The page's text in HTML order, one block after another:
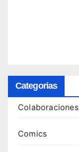
Categorias
Colaboraciones
Comics